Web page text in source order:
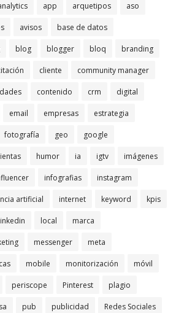
app arquetipos aso
avisos base de datos
blog blogger bloq branding
cliente community manager
contenido crm digital
email empresas estrategia
fotografía geo google
humor ia igtv imágenes
infografias instagram
artificial internet keyword kpis
local marca
messenger meta
mobile monitorización móvil
periscope Pinterest plagio
pub publicidad Redes Sociales